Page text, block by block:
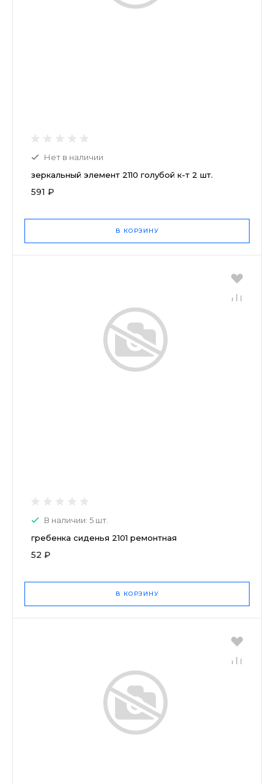
Нет в наличии
зеркальный элемент 2110 голубой к-т 2 шт.
591 ₽
В КОРЗИНУ
В наличии: 5 шт.
гребенка сиденья 2101 ремонтная
52 ₽
В КОРЗИНУ